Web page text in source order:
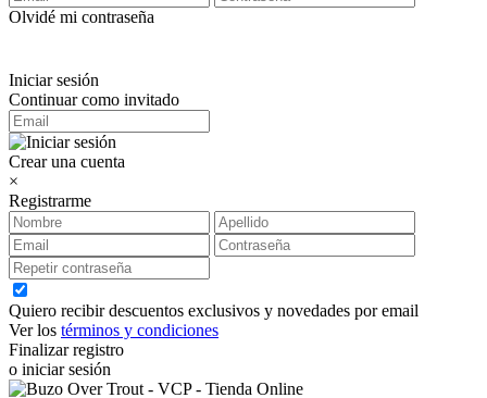
Olvidé mi contraseña
Iniciar sesión
Continuar como invitado
Crear una cuenta
×
Registrarme
Quiero recibir descuentos exclusivos y novedades por email
Ver los términos y condiciones
Finalizar registro
o iniciar sesión